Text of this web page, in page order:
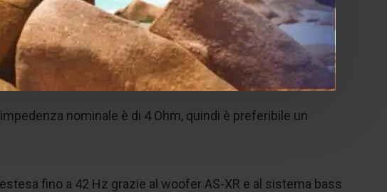
woofer AS-XR e cabinet laccato lucido.
nominale è di 4 Ohm, quindi è preferibile un
fino a 42 Hz grazie al woofer AS-XR e al sistema bass